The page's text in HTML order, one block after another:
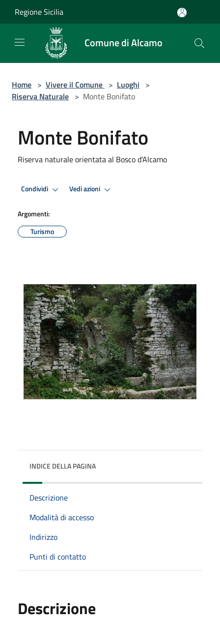
Regione Sicilia
Comune di Alcamo
Home > Vivere il Comune > Luoghi >
Riserva Naturale > Monte Bonifato
Monte Bonifato
Riserva naturale orientata al Bosco d'Alcamo
Condividi Vedi azioni
Argomenti:
Turismo
INDICE DELLA PAGINA
Descrizione
Modalità di accesso
Indirizzo
Punti di contatto
Descrizione